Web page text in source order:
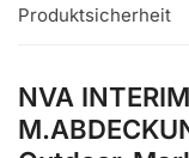
Produktsicherheit
NVA